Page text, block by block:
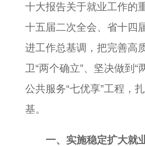
十大报告关于就业工作的
十五届二次全会、省十四
进工作总基调，把完善高
卫“两个确立”、坚决做到
公共服务“七优享”工程，
基。
一、实施稳定扩大就